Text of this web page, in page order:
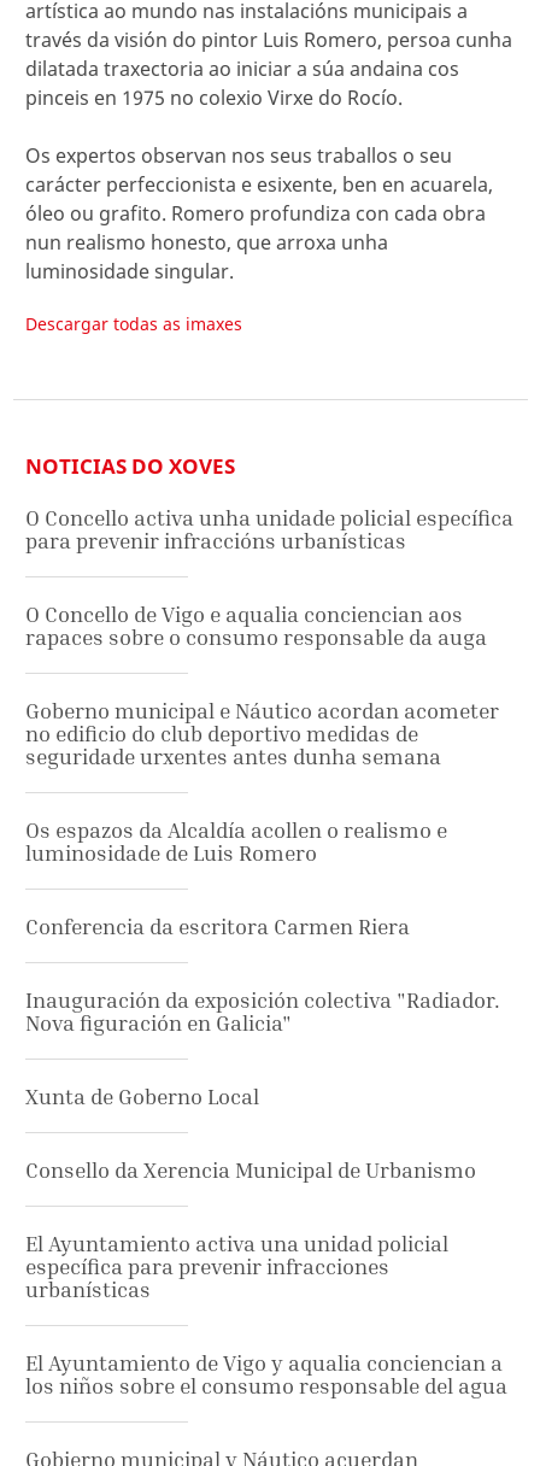
artística ao mundo nas instalacións municipais a
través da visión do pintor Luis Romero, persoa cunha
dilatada traxectoria ao iniciar a súa andaina cos
pinceis en 1975 no colexio Virxe do Rocío.
Os expertos observan nos seus traballos o seu
carácter perfeccionista e esixente, ben en acuarela,
óleo ou grafito. Romero profundiza con cada obra
nun realismo honesto, que arroxa unha
luminosidade singular.
Descargar todas as imaxes
NOTICIAS DO XOVES
O Concello activa unha unidade policial específica
para prevenir infraccións urbanísticas
O Concello de Vigo e aqualia conciencian aos
rapaces sobre o consumo responsable da auga
Goberno municipal e Náutico acordan acometer
no edificio do club deportivo medidas de
seguridade urxentes antes dunha semana
Os espazos da Alcaldía acollen o realismo e
luminosidade de Luis Romero
Conferencia da escritora Carmen Riera
Inauguración da exposición colectiva "Radiador.
Nova figuración en Galicia"
Xunta de Goberno Local
Consello da Xerencia Municipal de Urbanismo
El Ayuntamiento activa una unidad policial
específica para prevenir infracciones
urbanísticas
El Ayuntamiento de Vigo y aqualia conciencian a
los niños sobre el consumo responsable del agua
Gobierno municipal y Náutico acuerdan